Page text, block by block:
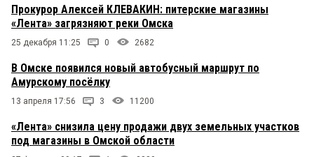
Прокурор Алексей КЛЕВАКИН: питерские магазины
«Лента» загрязняют реки Омска
25 декабря 11:25 0 2682
В Омске появился новый автобусный маршрут по
Амурскому посёлку
13 апреля 17:56 3 11200
«Лента» снизила цену продажи двух земельных участков
под магазины в Омской области